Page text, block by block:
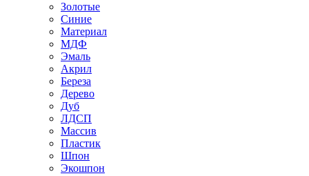
Золотые
Синие
Материал
МДФ
Эмаль
Акрил
Береза
Дерево
Дуб
ЛДСП
Массив
Пластик
Шпон
Экошпон